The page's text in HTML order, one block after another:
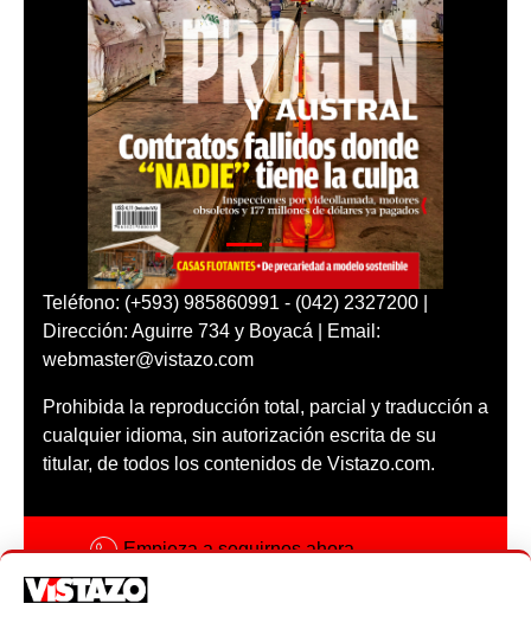
Teléfono: (+593) 985860991 - (042) 2327200 |
Dirección: Aguirre 734 y Boyacá | Email:
webmaster@vistazo.com
Prohibida la reproducción total, parcial y traducción a
cualquier idioma, sin autorización escrita de su
titular, de todos los contenidos de Vistazo.com.
Empieza a seguirnos ahora